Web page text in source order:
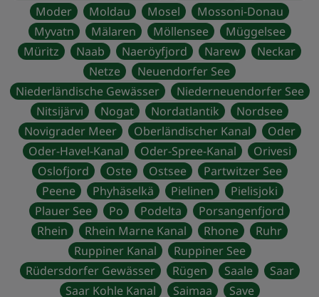
Moder
Moldau Mosel
Mossoni-Donau
Myvatn
Mälaren Möllensee
Müggelsee
Müritz
Naab Naeröyfjord Narew
Neckar
Netze
Neuendorfer See
Niederländische Gewässer
Niederneuendorfer See
Nitsijärvi
Nogat Nordatlantik
Nordsee
Novigrader Meer
Oberländischer Kanal
Oder
Oder-Havel-Kanal
Oder-Spree-Kanal
Orivesi
Oslofjord
Oste Ostsee
Partwitzer See
Peene
Phyhäselkä Pielinen
Pielisjoki
Plauer See
Po Podelta
Porsangenfjord
Rhein
Rhein Marne Kanal Rhone
Ruhr
Ruppiner Kanal
Ruppiner See
Rüdersdorfer Gewässer
Rügen Saale
Saar
Saar Kohle Kanal
Saimaa
Save